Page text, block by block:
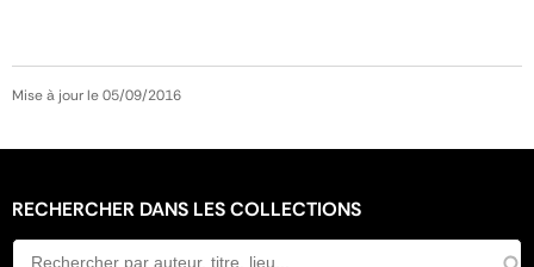
Mise à jour le 05/09/2016
RECHERCHER DANS LES COLLECTIONS